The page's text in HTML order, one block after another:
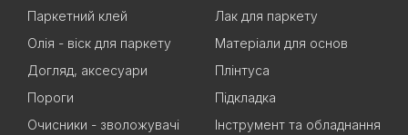
Паркетний клей
Лак для паркету
Олія - віск для паркету
Матеріали для основ
Догляд, аксесуари
Плінтуса
Пороги
Підкладка
Очисники - зволожувачі
Інструмент та обладнання